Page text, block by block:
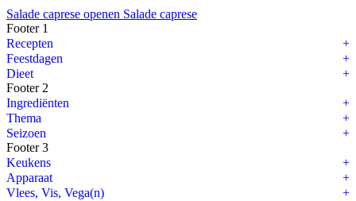
Salade caprese openen Salade caprese
Footer 1
Recepten
Feestdagen
Dieet
Footer 2
Ingrediënten
Thema
Seizoen
Footer 3
Keukens
Apparaat
Vlees, Vis, Vega(n)